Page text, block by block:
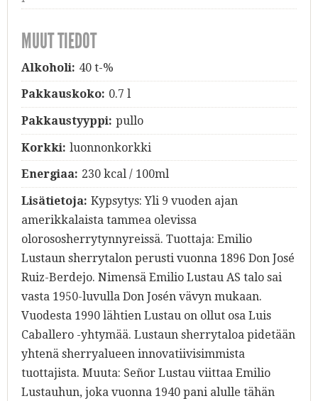
MUUT TIEDOT
Alkoholi: 40 t-%
Pakkauskoko: 0.7 l
Pakkaustyyppi: pullo
Korkki: luonnonkorkki
Energiaa: 230 kcal / 100ml
Lisätietoja: Kypsytys: Yli 9 vuoden ajan
amerikkalaista tammea olevissa
olorososherrytynnyreissä. Tuottaja: Emilio
Lustaun sherrytalon perusti vuonna 1896 Don José
Ruiz-Berdejo. Nimensä Emilio Lustau AS talo sai
vasta 1950-luvulla Don Josén vävyn mukaan.
Vuodesta 1990 lähtien Lustau on ollut osa Luis
Caballero -yhtymää. Lustaun sherrytaloa pidetään
yhtenä sherryalueen innovatiivisimmista
tuottajista. Muuta: Señor Lustau viittaa Emilio
Lustauhun, joka vuonna 1940 pani alulle tähän